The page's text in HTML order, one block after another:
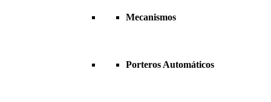
Mecanismos
Porteros Automáticos